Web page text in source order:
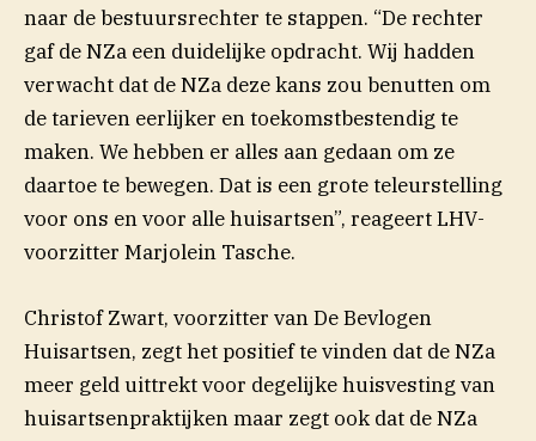
naar de bestuursrechter te stappen. “De rechter
gaf de NZa een duidelijke opdracht. Wij hadden
verwacht dat de NZa deze kans zou benutten om
de tarieven eerlijker en toekomstbestendig te
maken. We hebben er alles aan gedaan om ze
daartoe te bewegen. Dat is een grote teleurstelling
voor ons en voor alle huisartsen”, reageert LHV-
voorzitter Marjolein Tasche.
Christof Zwart, voorzitter van De Bevlogen
Huisartsen, zegt het positief te vinden dat de NZa
meer geld uittrekt voor degelijke huisvesting van
huisartsenpraktijken maar zegt ook dat de NZa